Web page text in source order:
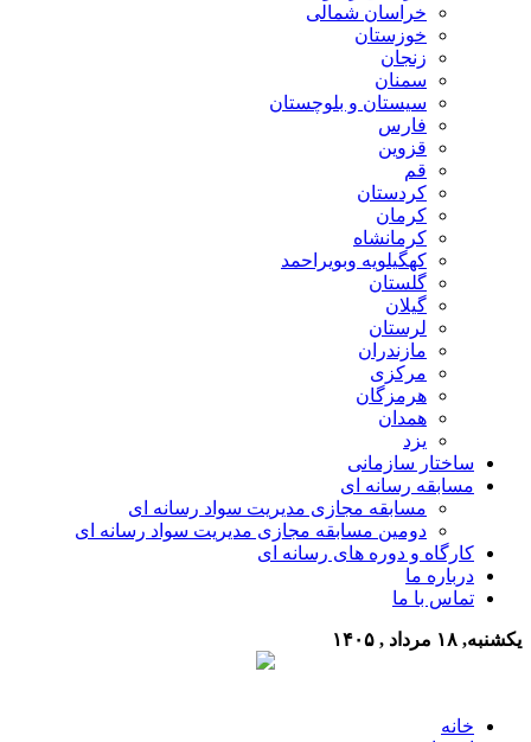
خراسان شمالی
خوزستان
زنجان
سمنان
سیستان و بلوچستان
فارس
قزوین
قم
کردستان
کرمان
کرمانشاه
کهگیلویه وبویراحمد
گلستان
گیلان
لرستان
مازندران
مرکزی
هرمزگان
همدان
یزد
ساختار سازمانی
مسابقه رسانه ای
مسابقه مجازی مدیریت سواد رسانه ای
دومین مسابقه مجازی مدیریت سواد رسانه ای
کارگاه و دوره های رسانه ای
درباره ما
تماس با ما
یکشنبه, ۱۸ مرداد , ۱۴۰۵
خانه